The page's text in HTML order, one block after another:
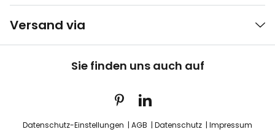
Versand via
Sie finden uns auch auf
Datenschutz-Einstellungen AGB Datenschutz
Impressum